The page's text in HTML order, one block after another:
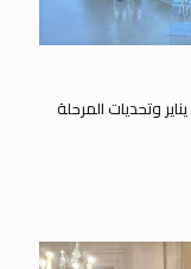
جلسة في البرلمان الألماني تبحث تنفيذ اتفاق 29 يناير وتحديات المرحلة